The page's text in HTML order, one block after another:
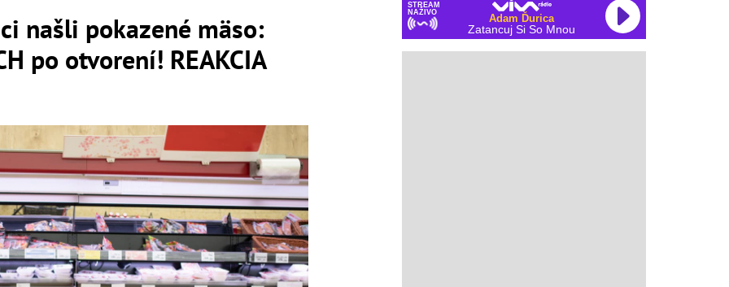
našli pokazené mäso:
po otvorení! REAKCIA
STREAM
NAŽIVO
Adam Ďurica
Zatancuj Si So Mnou